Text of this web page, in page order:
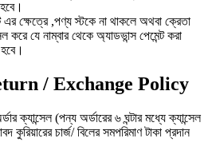
এর ক্ষেত্রে ,পণ্য স্টকে না থাকলে অথবা ক্রেতা
যে নাম্বার থেকে অ্যাডভান্স পেমেন্ট করা
/ Exchange Policy
ক্যান্সেল (পন্য অর্ডারের ৬ ঘন্টার মধ্যে ক্যান্সেল
কুরিয়ারের চার্জ/ বিলের সমপরিমাণ টাকা প্রদান